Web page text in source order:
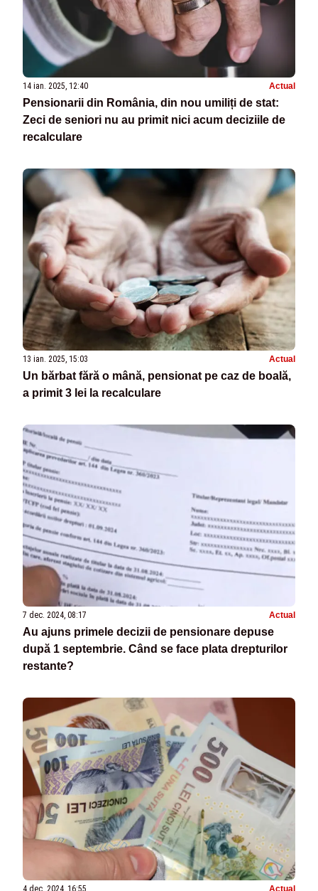
14 ian. 2025, 12:40 Actual
Pensionarii din România, din nou umiliți de stat:
Zeci de seniori nu au primit nici acum deciziile de
recalculare
13 ian. 2025, 15:03 Actual
Un bărbat fără o mână, pensionat pe caz de boală,
a primit 3 lei la recalculare
7 dec. 2024, 08:17 Actual
Au ajuns primele decizii de pensionare depuse
după 1 septembrie. Când se face plata drepturilor
restante?
4 dec. 2024, 16:55 Actual